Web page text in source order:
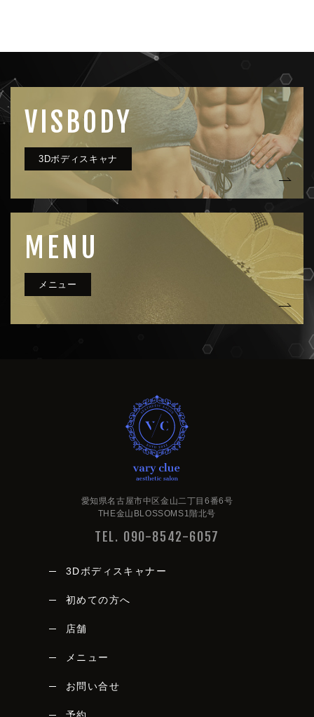
VISBODY
MENU
very clue
愛知県名古屋市中区金山二丁目6番6号
THE金山BLOSSOMS1階北号
TEL. 090-8542-6057
3Dボディスキャナー
初めての方へ
店舗
メニュー
お問い合せ